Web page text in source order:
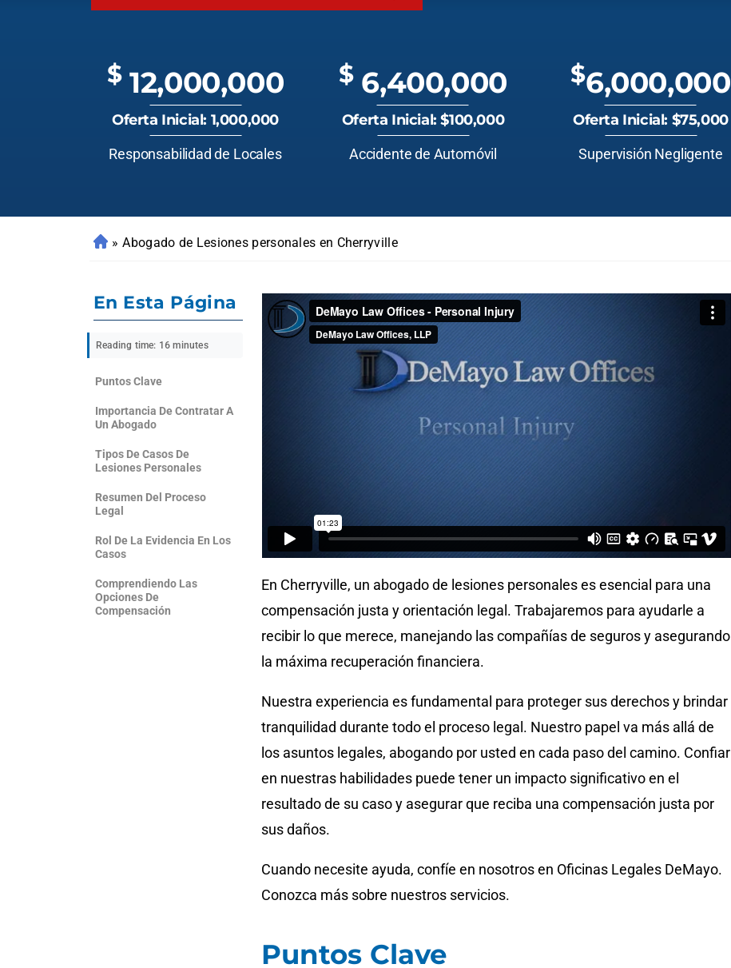
$12,000,000
Oferta Inicial: 1,000,000
Responsabilidad de Locales
$6,400,000
Oferta Inicial: $100,000
Accidente de Automóvil
$6,000,000
Oferta Inicial: $75,000
Supervisión Negligente
» Abogado de Lesiones personales en Cherryville
En Esta Página
Reading time: 16 minutes
Puntos Clave
Importancia De Contratar A
Un Abogado
Tipos De Casos De
Lesiones Personales
Resumen Del Proceso
Legal
Rol De La Evidencia En Los
Casos
Comprendiendo Las
Opciones De
Compensación
En Cherryville, un abogado de lesiones personales es esencial para una
compensación justa y orientación legal. Trabajaremos para ayudarle a
recibir lo que merece, manejando las compañías de seguros y asegurando
la máxima recuperación financiera.
Nuestra experiencia es fundamental para proteger sus derechos y brindar
tranquilidad durante todo el proceso legal. Nuestro papel va más allá de
los asuntos legales, abogando por usted en cada paso del camino. Confiar
en nuestras habilidades puede tener un impacto significativo en el
resultado de su caso y asegurar que reciba una compensación justa por
sus daños.
Cuando necesite ayuda, confíe en nosotros en Oficinas Legales DeMayo.
Conozca más sobre nuestros servicios.
Puntos Clave